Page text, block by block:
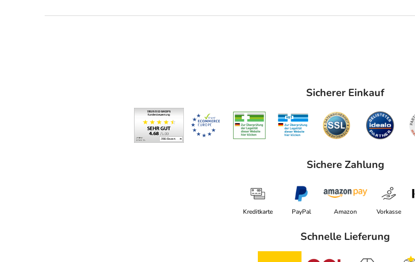
Sicherer Einkauf
Sichere Zahlung
Kreditkarte PayPal Amazon Vorkasse
Schnelle Lieferung